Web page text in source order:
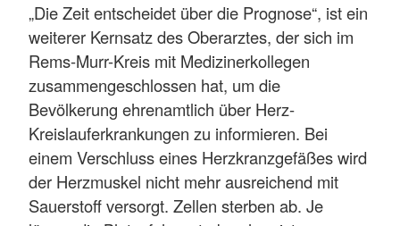
„Die Zeit entscheidet über die Prognose“, ist ein
weiterer Kernsatz des Oberarztes, der sich im
Rems-Murr-Kreis mit Medizinerkollegen
zusammengeschlossen hat, um die
Bevölkerung ehrenamtlich über Herz-
Kreislauferkrankungen zu informieren. Bei
einem Verschluss eines Herzkranzgefäßes wird
der Herzmuskel nicht mehr ausreichend mit
Sauerstoff versorgt. Zellen sterben ab. Je